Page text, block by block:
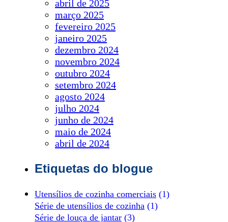
abril de 2025
março 2025
fevereiro 2025
janeiro 2025
dezembro 2024
novembro 2024
outubro 2024
setembro 2024
agosto 2024
julho 2024
junho de 2024
maio de 2024
abril de 2024
Etiquetas do blogue
Utensílios de cozinha comerciais (1)
Série de utensílios de cozinha (1)
Série de louça de jantar (3)